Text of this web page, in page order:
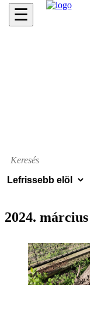
☰
2024. március